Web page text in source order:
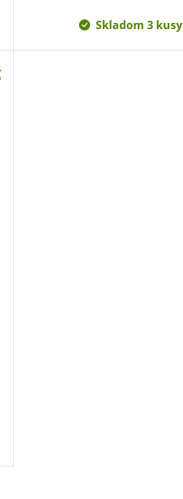
Skladom 3 kusy